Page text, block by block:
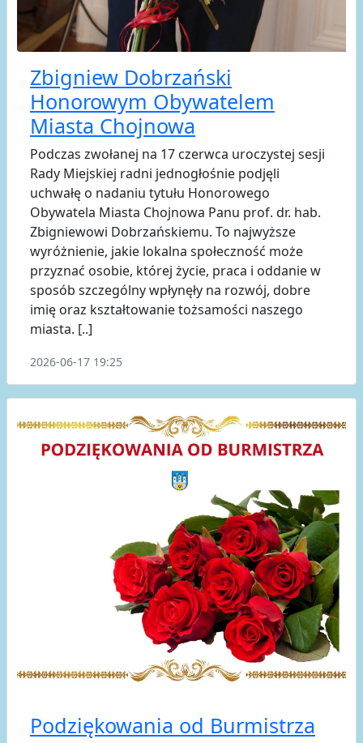
Zbigniew Dobrzański
Honorowym Obywatelem
Miasta Chojnowa
Podczas zwołanej na 17 czerwca uroczystej sesji
Rady Miejskiej radni jednogłośnie podjęli
uchwałę o nadaniu tytułu Honorowego
Obywatela Miasta Chojnowa Panu prof. dr. hab.
Zbigniewowi Dobrzańskiemu. To najwyższe
wyróżnienie, jakie lokalna społeczność może
przyznać osobie, której życie, praca i oddanie w
sposób szczególny wpłynęły na rozwój, dobre
imię oraz kształtowanie tożsamości naszego
miasta. [..]
2026-06-17 19:25
Podziękowania od Burmistrza